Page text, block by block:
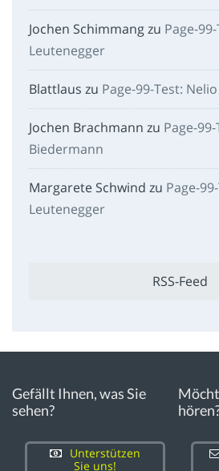
Jochen Schimmangzu Page-
Leutenegger
Blattlaus zu Page-99-Test:
Jochen Brachmann zu Page-
Biedermann
Margarete Schwind zu Page-
Leutenegger
RSS-Feed
Gefällt Ihnen, was Sie
sehen?
Unterstützen
Sie uns!